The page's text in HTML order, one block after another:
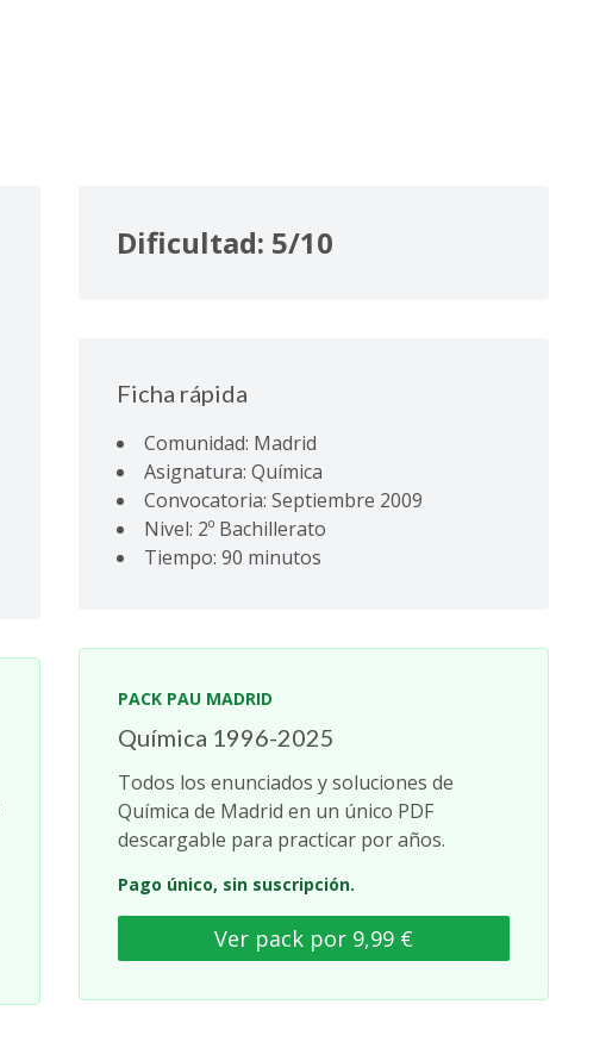
Dificultad: 5/10
Ficha rápida
Comunidad: Madrid
Asignatura: Química
Convocatoria: Septiembre 2009
Nivel: 2º Bachillerato
Tiempo: 90 minutos
PACK PAU MADRID
Química 1996-2025
Todos los enunciados y soluciones de
Química de Madrid en un único PDF
descargable para practicar por años.
Pago único, sin suscripción.
Ver pack por 9,99 €